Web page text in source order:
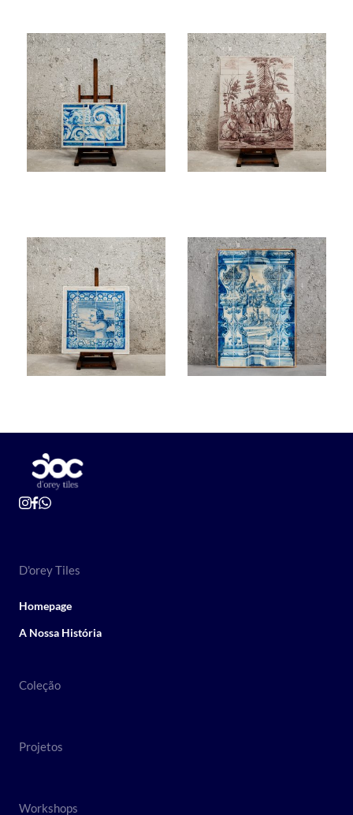
D'orey Tiles
Homepage
A Nossa História
Coleção
Projetos
Workshops